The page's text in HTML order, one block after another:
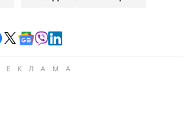
в Telegram
Читайте в Facebook
Читайте в X
Читайте в Google news
Читайте в Viber
Читайте в LinkedIn